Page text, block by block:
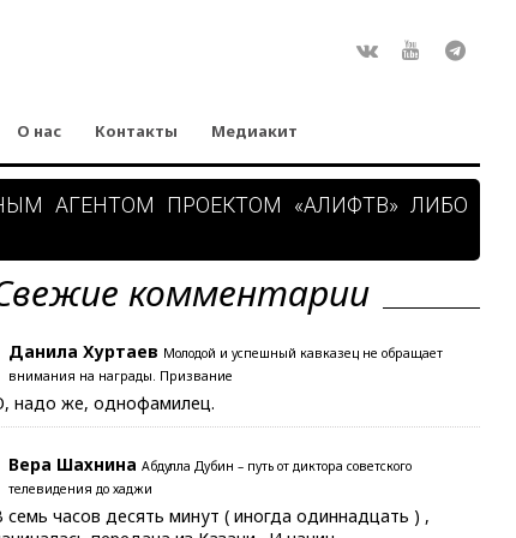
О нас Контакты Медиакит
АГЕНТОМ ПРОЕКТОМ «АЛИФТВ» ЛИБО
комментарии
Данила Хуртаев Молодой и успешный кавказец не обращает
внимания на награды. Призвание
надо же, однофамилец.
Вера Шахнина Абдулла Дубин – путь от диктора советского
телевидения до хаджи
семь часов десять минут ( иногда одиннадцать ) ,